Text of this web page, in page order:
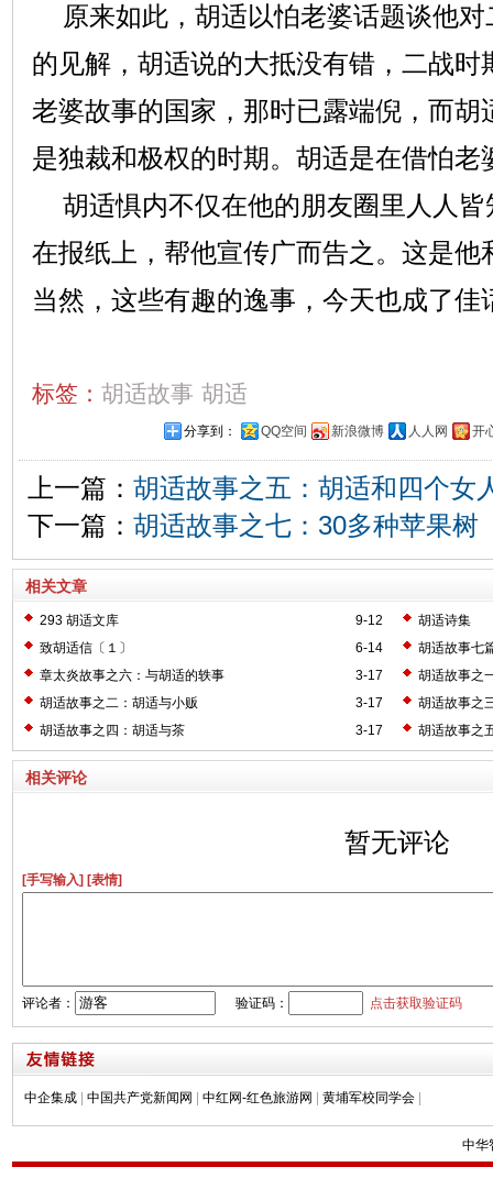
原来如此，胡适以怕老婆话题谈他对
的见解，胡适说的大抵没有错，二战时
老婆故事的国家，那时已露端倪，而胡
是独裁和极权的时期。胡适是在借怕老
胡适惧内不仅在他的朋友圈里人人皆
在报纸上，帮他宣传广而告之。这是他
当然，这些有趣的逸事，今天也成了佳
标签： 胡适故事 胡适
分享到： QQ空间 新浪微博 人人网 开
上一篇： 胡适故事之五：胡适和四个女
下一篇： 胡适故事之七：30多种苹果树
相关文章
9-12
293 胡适文库
胡适诗集
6-14
致胡适信〔１〕
胡适故事七
3-17
章太炎故事之六：与胡适的轶事
胡适故事之
3-17
胡适故事之二：胡适与小贩
胡适故事之
3-17
胡适故事之四：胡适与茶 胡适故事之
相关评论
暂无评论
[手写输入] [表情]
评论者： 验证码： 点击获取验证码
中企集成 中国共产党新闻网 中红网-红色旅游网 黄埔军校同学会
中华